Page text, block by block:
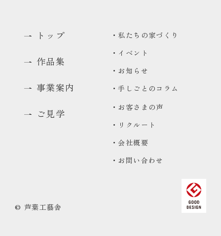
© 芦葉工藝舎
トップ
作品集
事業案内
ご見学
・私たちの家づくり
・イベント
・お知らせ
・手しごとのコラム
・お客さまの声
・リクルート
・会社概要
・お問い合わせ
平日9:00〜17:00